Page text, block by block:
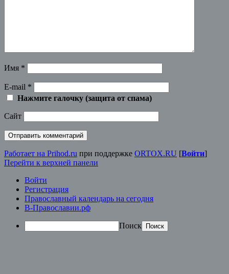
Имя *
E-mail *
Нажмите галочку (защита от спама)
Сайт
Работает на Prihod.ru при поддержке ORTOX.RU [Войти]
Перейти к верхней панели
Войти
Регистрация
Православный календарь на сегодня
В-Православии.рф
Поиск